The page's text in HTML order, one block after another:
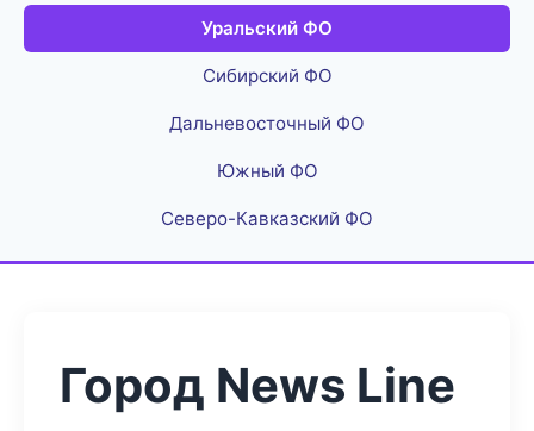
Уральский ФО
Сибирский ФО
Дальневосточный ФО
Южный ФО
Северо-Кавказский ФО
Город News Line